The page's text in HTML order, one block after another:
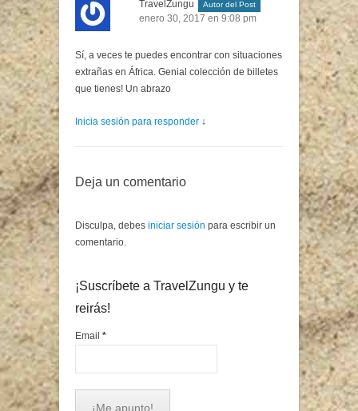
TravelZungu Autor del Post
enero 30, 2017 en 9:08 pm
Sí, a veces te puedes encontrar con situaciones
extrañas en África. Genial colección de billetes
que tienes! Un abrazo
Inicia sesión para responder ↓
Deja un comentario
Disculpa, debes iniciar sesión para escribir un
comentario.
¡Suscríbete a TravelZungu y te
reirás!
Email *